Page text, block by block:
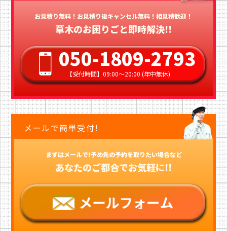
お見積り無料！お見積り後キャンセル無料！相見積歓迎！
草木のお困りごと即時解決!!
050-1809-2793
【受付時間】09:00〜20:00 (年中無休)
メールで簡単受付!
まずはメールで!予め先の予約を取りたい場合など
あなたのご都合でお気軽に!!